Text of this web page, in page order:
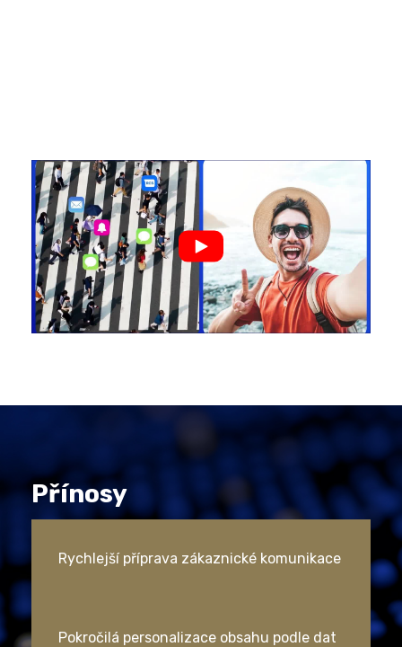
Přínosy
Rychlejší příprava zákaznické komunikace
Pokročilá personalizace obsahu podle dat